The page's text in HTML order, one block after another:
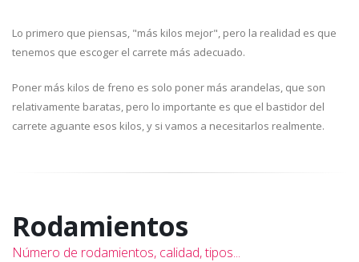
Lo primero que piensas, "más kilos mejor", pero la realidad es que
tenemos que escoger el carrete más adecuado.
Poner más kilos de freno es solo poner más arandelas, que son
relativamente baratas, pero lo importante es que el bastidor del
carrete aguante esos kilos, y si vamos a necesitarlos realmente.
Rodamientos
Número de rodamientos, calidad, tipos...